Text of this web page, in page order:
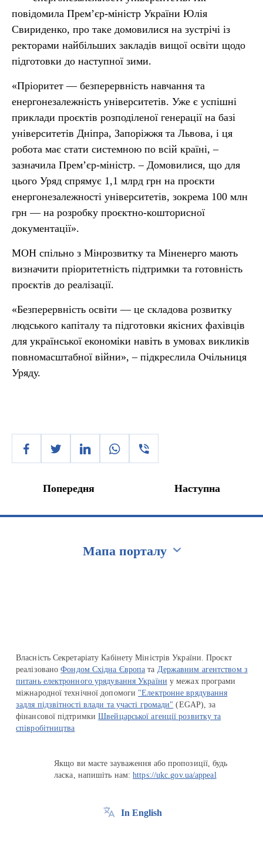
повідомила Прем’єр-міністр України Юлія
Свириденко, про таке домовилися на зустрічі із
ректорами найбільших закладів вищої освіти щодо
підготовки до наступної зими.
«Пріоритет — безперервність навчання та
енергонезалежність університетів. Уже є успішні
приклади проєктів розподіленої генерації на базі
університетів Дніпра, Запоріжжя та Львова, і ця
робота має стати системною по всій країні, –
зазначила Прем’єр-міністр. – Домовилися, що для
цього Уряд спрямує 1,1 млрд грн на проєкти
енергонезалежності університетів, зокрема 100 млн
грн — на розробку проєктно-кошторисної
документації».
МОН спільно з Мінрозвитку та Міненерго мають
визначити пріоритетність підтримки та готовність
проєктів до реалізації.
«Безперервність освіти — це складова розвитку
людського капіталу та підготовки якісних фахівців
для української економіки навіть в умовах викликів
повномасштабної війни», – підкреслила Очільниця
Уряду.
Попередня Наступна
Мапа порталу
Власність Секретаріату Кабінету Міністрів України. Проєкт
реалізованоФондом Східна Європа та Державним агентством з
питань електронного урядування України у межах програми
міжнародної технічної допомоги "Електронне врядування
задля підзвітності влади та участі громади" (EGAP), за
фінансової підтримкиШвейцарської агенції розвитку та
співробітництва
Якщо ви маєте зауваження або пропозиції, будь
ласка, напишіть нам:https://ukc.gov.ua/appeal
In English